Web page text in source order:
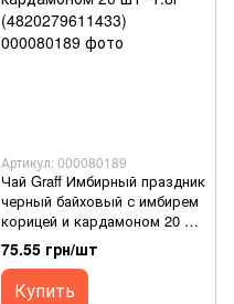
Артикул: 000080189
Чай Graff Имбирный праздник
черный байховый с имбирем
корицей и кардамоном 20 шт
*1.8г (4820279611433)
75.55 грн/шт
Купить